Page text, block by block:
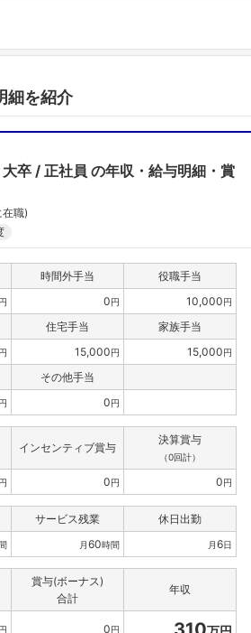
細を紹介
大卒 正社員 の年収・給与明細・賞
職)
時間外手当
役職手当
円 0円 10,000円
住宅手当
家族手当
円 15,000円 15,000円
その他手当
円 0円
インセンティブ賞与
決算賞与
（0回計）
円 0円 0円
サービス残業 休日出勤
月60時間 月6日
賞与(ボーナス)
合計
年収
円 0円